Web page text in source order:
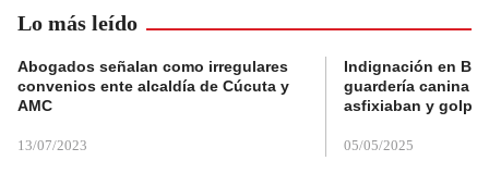
Lo más leído
Abogados señalan como irregulares
convenios ente alcaldía de Cúcuta y
AMC
13/07/2023
Indignación en
guardería canina
asfixiaban y
05/05/2025